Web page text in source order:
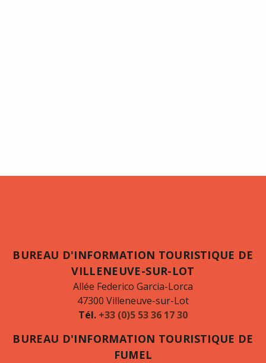
BUREAU D'INFORMATION TOURISTIQUE DE
VILLENEUVE-SUR-LOT
Allée Federico Garcia-Lorca
47300 Villeneuve-sur-Lot
Tél. +33 (0)5 53 36 17 30
BUREAU D'INFORMATION TOURISTIQUE DE
FUMEL